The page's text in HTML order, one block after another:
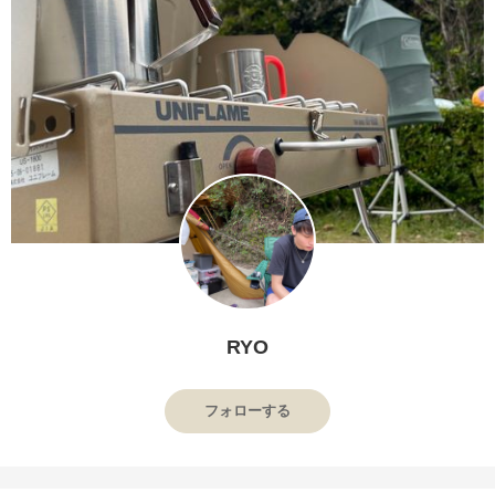
RYO
フォローする